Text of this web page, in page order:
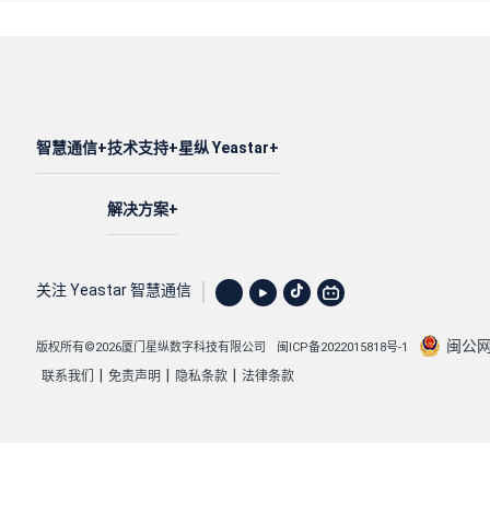
智慧通信 技术支持
解决方案
星纵 Yeastar
关注 Yeastar 智慧通信
版权所有©2026厦门星纵数字科技有限公司 闽ICP备2022015818号-1 闽公
联系我们 免责声明 隐私条款 法律条款